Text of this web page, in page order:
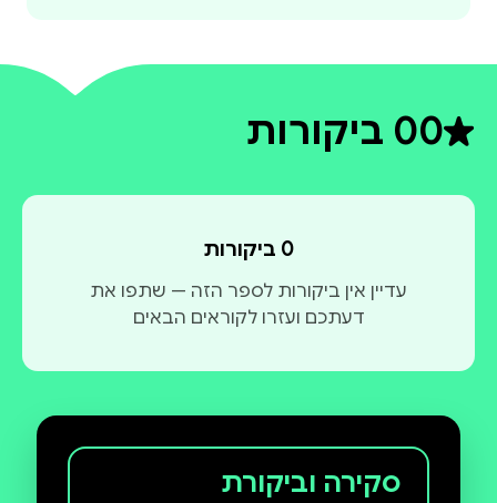
0דירוג ממוצע 0 מתוך 5
0 ביקורות
0 ביקורות
עדיין אין ביקורות לספר הזה — שתפו את
דעתכם ועזרו לקוראים הבאים
סקירה וביקורת